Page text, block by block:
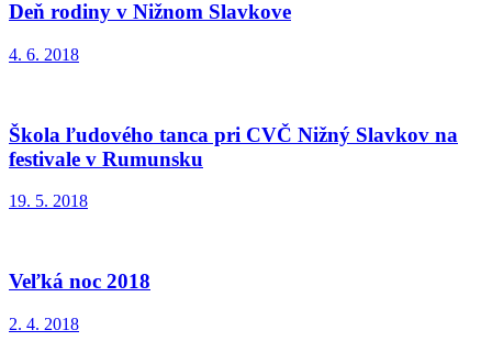
Deň rodiny v Nižnom Slavkove
4. 6. 2018
Škola ľudového tanca pri CVČ Nižný Slavkov na
festivale v Rumunsku
19. 5. 2018
Veľká noc 2018
2. 4. 2018